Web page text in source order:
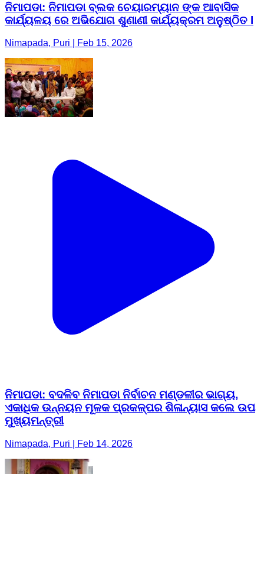
ନିମାପଡା: ନିମାପଡା ବ୍ଲକ ଚେୟାରମ୍ୟାନ ଙ୍କ ଆବାସିକ
କାର୍ଯ୍ୟଳୟ ରେ ଅଭିଯୋଗ ଶୁଣାଣୀ କାର୍ଯ୍ୟକ୍ରମ ଅନୁଷ୍ଠିତ l
Nimapada, Puri | Feb 15, 2026
ନିମାପଡା: ବଦଳିବ ନିମାପଡା ନିର୍ବାଚନ ମଣ୍ଡଳୀର ଭାଗ୍ୟ,
ଏକାଧିକ ଉନ୍ନୟନ ମୂଳକ ପ୍ରକଳ୍ପର ଶିଳାନ୍ୟାସ କଲେ ଉପ
ମୁଖ୍ୟମନ୍ତ୍ରୀ
Nimapada, Puri | Feb 14, 2026